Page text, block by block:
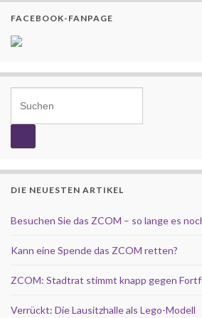
FACEBOOK-FANPAGE
DIE NEUESTEN ARTIKEL
Besuchen Sie das ZCOM – so lange es
Kann eine Spende das ZCOM retten?
ZCOM: Stadtrat stimmt knapp gegen
Verrückt: Die Lausitzhalle als Lego-Modell